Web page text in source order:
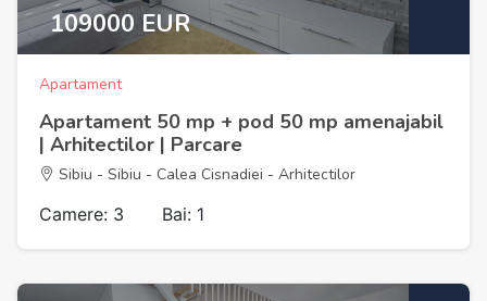
109000 EUR
Apartament
Apartament 50 mp + pod 50 mp amenajabil
| Arhitectilor | Parcare
Sibiu - Sibiu - Calea Cisnadiei - Arhitectilor
Camere: 3 Bai: 1